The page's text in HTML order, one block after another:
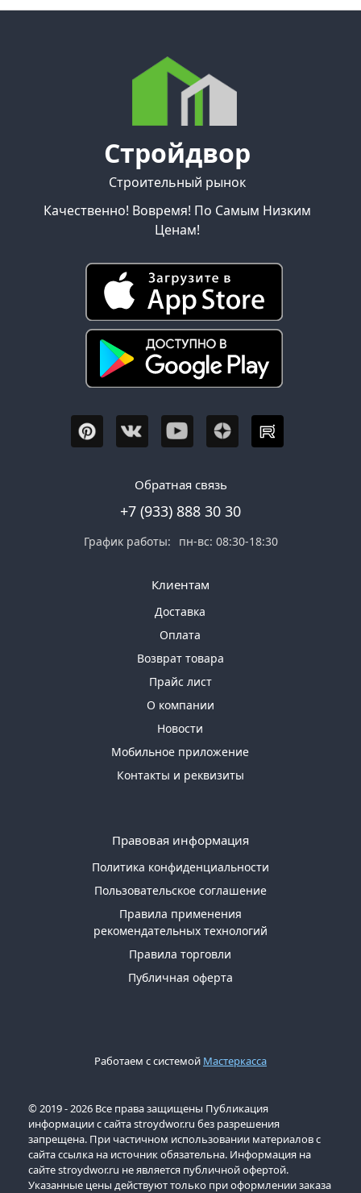
Стройдвор
Строительный рынок
Качественно! Вовремя! По Самым Низким
Ценам!
Обратная связь
+7 (933) 888 30 30
График работы: пн-вс: 08:30-18:30
Клиентам
Доставка
Оплата
Возврат товара
Прайс лист
О компании
Новости
Мобильное приложение
Контакты и реквизиты
Правовая информация
Политика конфиденциальности
Пользовательское соглашение
Правила применения
рекомендательных технологий
Правила торговли
Публичная оферта
Работаем с системой Мастеркасса
© 2019 - 2026 Все права защищены Публикация
информации с сайта stroydwor.ru без разрешения
запрещена. При частичном использовании материалов с
сайта ссылка на источник обязательна. Информация на
сайте stroydwor.ru не является публичной офертой.
Указанные цены действуют только при оформлении заказа